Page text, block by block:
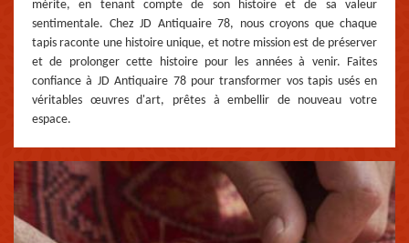
mérite, en tenant compte de son histoire et de sa valeur
sentimentale. Chez JD Antiquaire 78, nous croyons que chaque
tapis raconte une histoire unique, et notre mission est de préserver
et de prolonger cette histoire pour les années à venir. Faites
confiance à JD Antiquaire 78 pour transformer vos tapis usés en
véritables œuvres d'art, prêtes à embellir de nouveau votre
espace.